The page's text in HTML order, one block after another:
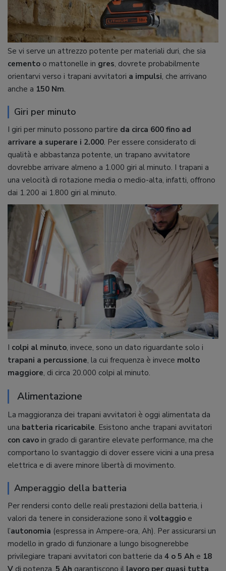
Se vi serve un attrezzo potente per materiali duri, che sia
cemento o mattonelle in gres, dovrete probabilmente
orientarvi verso i trapani avvitatori a impulsi, che arrivano
anche a 150 Nm.
Giri per minuto
I giri per minuto possono partire da circa 600 fino ad
arrivare a superare i 2.000. Per essere considerato di
qualità e abbastanza potente, un trapano avvitatore
dovrebbe arrivare almeno a 1.000 giri al minuto. I trapani a
una velocità di rotazione media o medio-alta, infatti, offrono
dai 1.200 ai 1.800 giri al minuto.
I colpi al minuto, invece, sono un dato riguardante solo i
trapani a percussione, la cui frequenza è invece molto
maggiore, di circa 20.000 colpi al minuto.
Alimentazione
La maggioranza dei trapani avvitatori è oggi alimentata da
una batteria ricaricabile. Esistono anche trapani avvitatori
con cavo in grado di garantire elevate performance, ma che
comportano lo svantaggio di dover essere vicini a una presa
elettrica e di avere minore libertà di movimento.
Amperaggio della batteria
Per rendersi conto delle reali prestazioni della batteria, i
valori da tenere in considerazione sono il voltaggio e
l’autonomia (espressa in Ampere-ora, Ah). Per assicurarsi un
modello in grado di funzionare a lungo bisognerebbe
privilegiare trapani avvitatori con batterie da 4 o 5 Ah e 18